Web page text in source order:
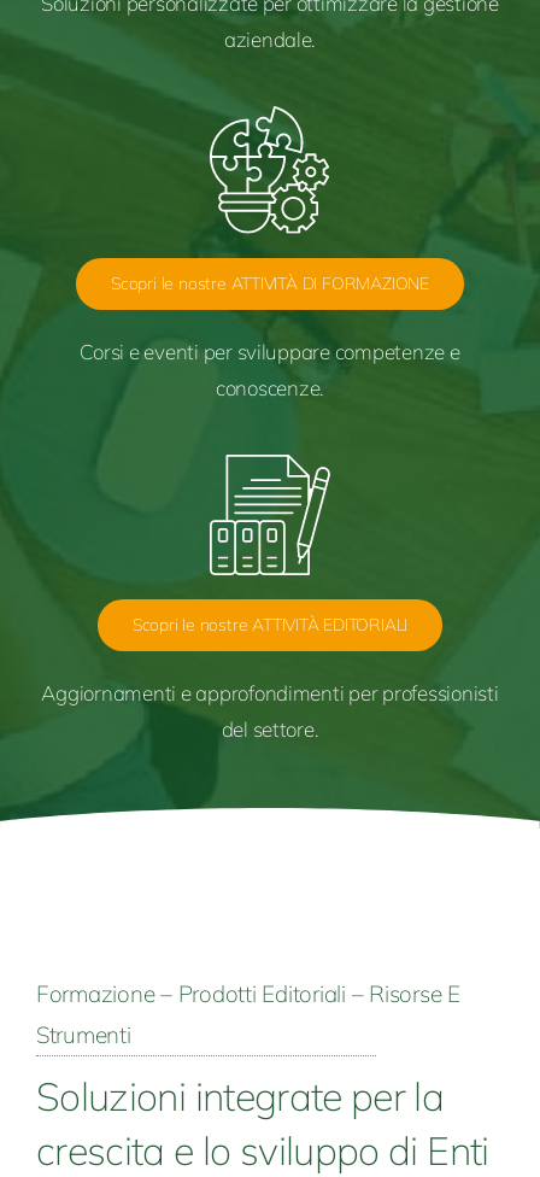
aziendale.
Scopri le nostre ATTIVITÀ DI FORMAZIONE
Corsi e eventi per sviluppare competenze e
conoscenze.
Scopri le nostre ATTIVITÀ EDITORIALI
Aggiornamenti eapprofondimenti perprofessionisti
del settore.
Formazione – Prodotti Editoriali – Risorse E
Strumenti
Soluzioni integrate per la
crescita e lo sviluppo di Enti